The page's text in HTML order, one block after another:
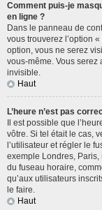
Comment puis-je
en ligne ?
Dans le panneau de
vous trouverez l’option
option, vous ne serez
vous-même. Vous
invisible.
Haut
L’heure n’est pas
Il est possible que
vôtre. Si tel était le cas,
l’utilisateur et régler le
exemple Londres, Paris,
du fuseau horaire,
qu’aux utilisateurs
le faire.
Haut